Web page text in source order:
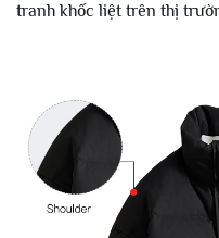
tranh khốc liệt trên thị